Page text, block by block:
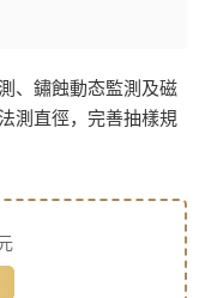
、鏽蝕動态監測及磁
測直徑，完善抽樣規